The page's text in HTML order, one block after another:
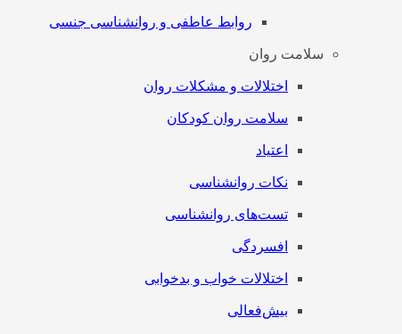
روابط عاطفی و روانشناسی جنسی
سلامت روان
اختلالات و مشکلات روان
سلامت روان کودکان
اعتیاد
نکات روانشناسی
تست‌های روانشناسی
افسردگی
اختلالات خواب و بدخوابی
بیش‌فعالی